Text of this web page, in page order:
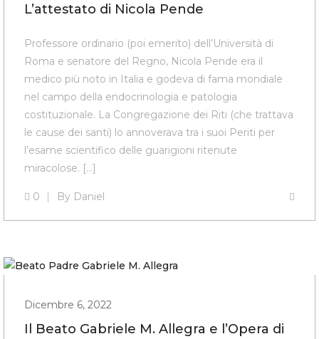
L’attestato di Nicola Pende
Professore ordinario (poi emerito) dell’Università di
Roma e senatore del Regno, Nicola Pende era il
medico più noto in Italia e godeva di fama mondiale
nel campo della endocrinologia e patologia
costituzionale. La Congregazione dei Riti (che trattava
le cause dei santi) lo annoverava tra i suoi Periti per
l’esame scientifico delle guarigioni ritenute
miracolose. […]
0 By Daniel
Dicembre 6, 2022
Il Beato Gabriele M. Allegra e l’Opera di